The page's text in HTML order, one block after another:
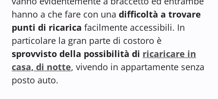
hanno a che fare con una difficoltà a trovare
punti di ricarica facilmente accessibili. In
particolare la gran parte di costoro è
sprovvisto della possibilità di ricaricare in
casa, di notte, vivendo in appartamente senza
posto auto.